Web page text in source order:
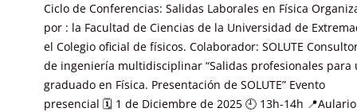
Ciclo de Conferencias: Salidas Laborales en Física
por : la Facultad de Ciencias de la Universidad de
el Colegio oficial de físicos. Colaborador: SOLUTE
de ingeniería multidisciplinar “Salidas profesionales para
graduado en Física. Presentación de SOLUTE” Evento
presencial 🗓️ 1 de Diciembre de 2025 🕘 13h-14h